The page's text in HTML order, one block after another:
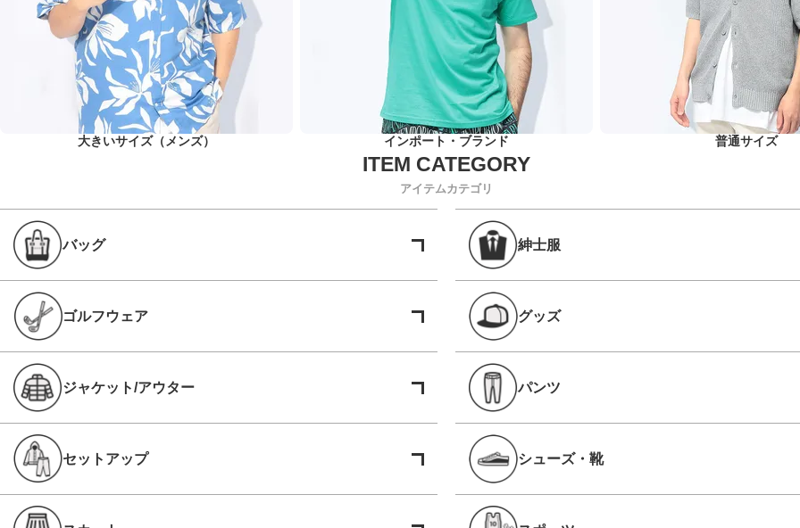
大きいサイズ（メンズ） インポート・ブランド 普通サイズ
アイテムカテゴリ
バッグ 紳士服
ゴルフウェア グッズ
ジャケット/アウター パンツ
セットアップ シューズ・靴